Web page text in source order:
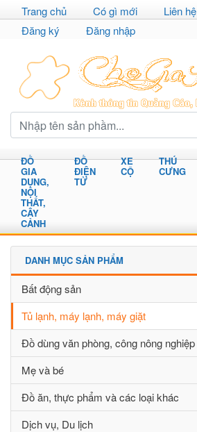
Trang chủ Có gì mới
Liên hệ
Đăng ký
Đăng nhập
ĐỒ
GIA
DỤNG,
NỘI
THẤT,
CÂY
CẢNH
ĐỒ
ĐIỆN
TỬ
XE
CỘ
THÚ
CƯNG
DANH MỤC SẢN PHẨM
Bất động sản
Tủ lạnh, máy lạnh, máy giặt
Đồ dùng văn phòng, công nông nghiệp
Mẹ và bé
Đồ ăn, thực phẩm và các loại khác
Dịch vụ, Du lịch